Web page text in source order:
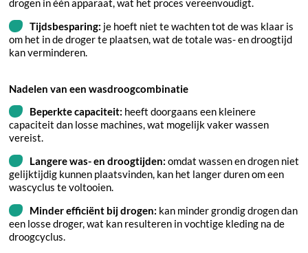
drogen in één apparaat, wat het proces vereenvoudigt.
Tijdsbesparing: je hoeft niet te wachten tot de was klaar is
om het in de droger te plaatsen, wat de totale was- en droogtijd
kan verminderen.
Nadelen van een wasdroogcombinatie
Beperkte capaciteit: heeft doorgaans een kleinere
capaciteit dan losse machines, wat mogelijk vaker wassen
vereist.
Langere was- en droogtijden: omdat wassen en drogen niet
gelijktijdig kunnen plaatsvinden, kan het langer duren om een
wascyclus te voltooien.
Minder efficiënt bij drogen: kan minder grondig drogen dan
een losse droger, wat kan resulteren in vochtige kleding na de
droogcyclus.